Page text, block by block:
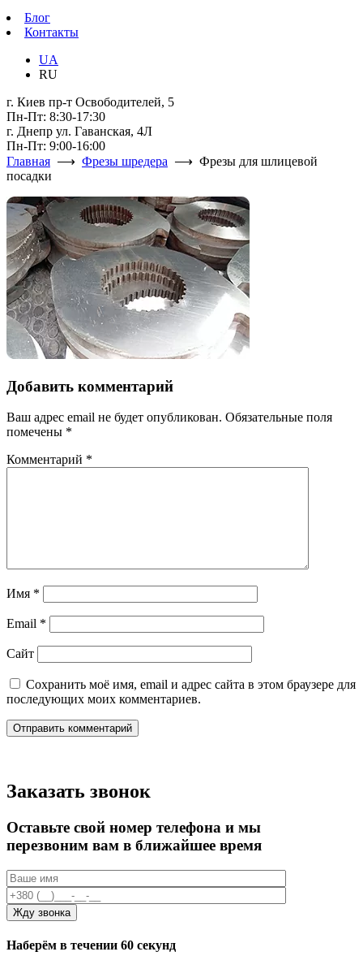
Блог
Контакты
UA
RU
г. Киев пр-т Освободителей, 5
Пн-Пт: 8:30-17:30
г. Днепр ул. Гаванская, 4Л
Пн-Пт: 9:00-16:00
Главная ⟶ Фрезы шредера ⟶ Фрезы для шлицевой
посадки
Добавить комментарий
Ваш адрес email не будет опубликован. Обязательные поля
помечены *
Комментарий *
Имя *
Email *
Сайт
Сохранить моё имя, email и адрес сайта в этом браузере для
последующих моих комментариев.
Заказать звонок
Оставьте свой номер телефона и мы
перезвоним вам в ближайшее время
Наберём в течении 60 секунд